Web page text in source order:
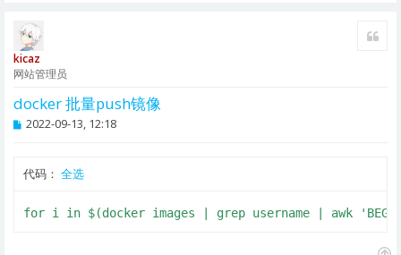
kicaz
网站管理员
docker 批量push镜像
帖
2022-09-13, 12:18
代码： 全选
for i in $(docker images | grep username | awk